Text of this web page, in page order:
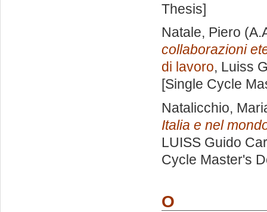
Thesis]
Natale, Piero
collaborazioni
di lavoro, Luiss
[Single Cycle
Natalicchio,
Italia e nel
LUISS Guido
Cycle Master's
O